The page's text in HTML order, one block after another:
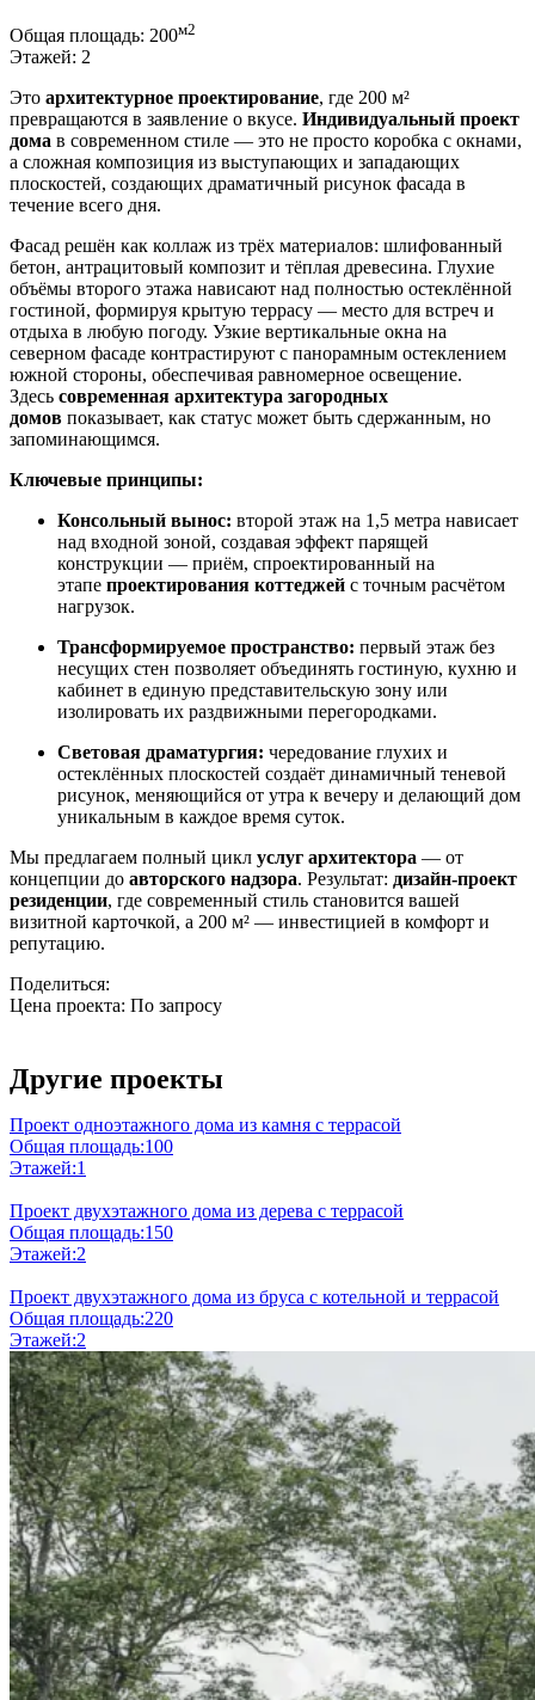
Общая площадь: 200м2
Этажей: 2
Это архитектурное проектирование, где 200 м²
превращаются в заявление о вкусе. Индивидуальный проект
дома в современном стиле — это не просто коробка с окнами,
а сложная композиция из выступающих и западающих
плоскостей, создающих драматичный рисунок фасада в
течение всего дня.
Фасад решён как коллаж из трёх материалов: шлифованный
бетон, антрацитовый композит и тёплая древесина. Глухие
объёмы второго этажа нависают над полностью остеклённой
гостиной, формируя крытую террасу — место для встреч и
отдыха в любую погоду. Узкие вертикальные окна на
северном фасаде контрастируют с панорамным остеклением
южной стороны, обеспечивая равномерное освещение.
Здесь современная архитектура загородных
домов показывает, как статус может быть сдержанным, но
запоминающимся.
Ключевые принципы:
Консольный вынос: второй этаж на 1,5 метра нависает
над входной зоной, создавая эффект парящей
конструкции — приём, спроектированный на
этапе проектирования коттеджей с точным расчётом
нагрузок.
Трансформируемое пространство: первый этаж без
несущих стен позволяет объединять гостиную, кухню и
кабинет в единую представительскую зону или
изолировать их раздвижными перегородками.
Световая драматургия: чередование глухих и
остеклённых плоскостей создаёт динамичный теневой
рисунок, меняющийся от утра к вечеру и делающий дом
уникальным в каждое время суток.
Мы предлагаем полный цикл услуг архитектора — от
концепции до авторского надзора. Результат: дизайн-проект
резиденции, где современный стиль становится вашей
визитной карточкой, а 200 м² — инвестицией в комфорт и
репутацию.
Поделиться:
Цена проекта: По запросу
Другие проекты
Проект одноэтажного дома из камня с террасой
Общая площадь:100
Этажей:1
Проект двухэтажного дома из дерева с террасой
Общая площадь:150
Этажей:2
Проект двухэтажного дома из бруса с котельной и террасой
Общая площадь:220
Этажей:2